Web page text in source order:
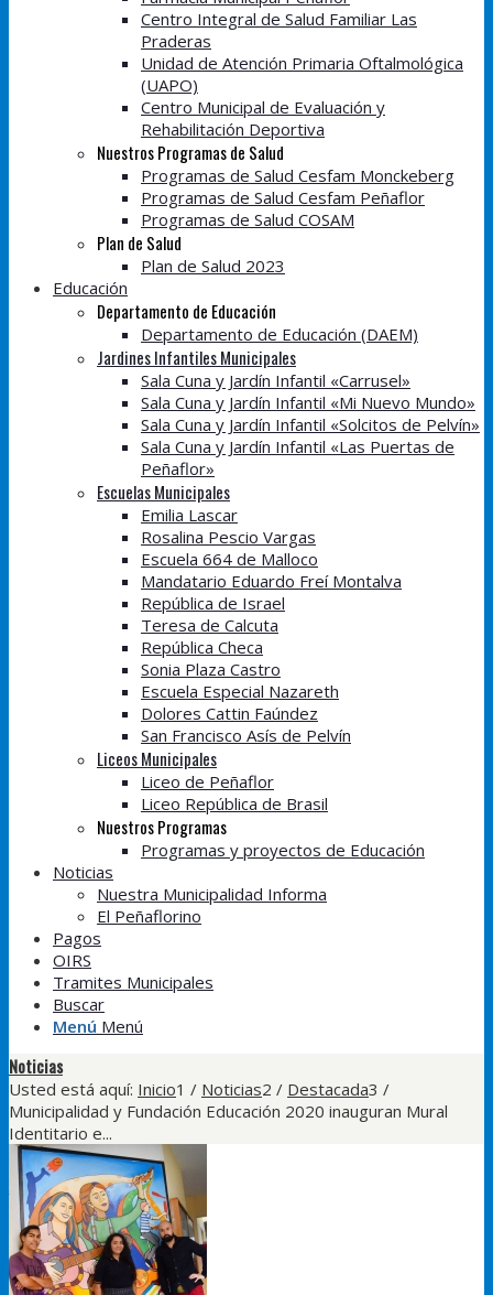
Centro Integral de Salud Familiar Las
Praderas
Unidad de Atención Primaria Oftalmológica
(UAPO)
Centro Municipal de Evaluación y
Rehabilitación Deportiva
Nuestros Programas de Salud
Programas de Salud Cesfam Monckeberg
Programas de Salud Cesfam Peñaflor
Programas de Salud COSAM
Plan de Salud
Plan de Salud 2023
Educación
Departamento de Educación
Departamento de Educación (DAEM)
Jardines Infantiles Municipales
Sala Cuna y Jardín Infantil «Carrusel»
Sala Cuna y Jardín Infantil «Mi Nuevo Mundo»
Sala Cuna y Jardín Infantil «Solcitos de Pelvín»
Sala Cuna y Jardín Infantil «Las Puertas de
Peñaflor»
Escuelas Municipales
Emilia Lascar
Rosalina Pescio Vargas
Escuela 664 de Malloco
Mandatario Eduardo Freí Montalva
República de Israel
Teresa de Calcuta
República Checa
Sonia Plaza Castro
Escuela Especial Nazareth
Dolores Cattin Faúndez
San Francisco Asís de Pelvín
Liceos Municipales
Liceo de Peñaflor
Liceo República de Brasil
Nuestros Programas
Programas y proyectos de Educación
Noticias
Nuestra Municipalidad Informa
El Peñaflorino
Pagos
OIRS
Tramites Municipales
Buscar
Menú Menú
Noticias
Usted está aquí: Inicio1 / Noticias2 / Destacada3 /
Municipalidad y Fundación Educación 2020 inauguran Mural
Identitario e...